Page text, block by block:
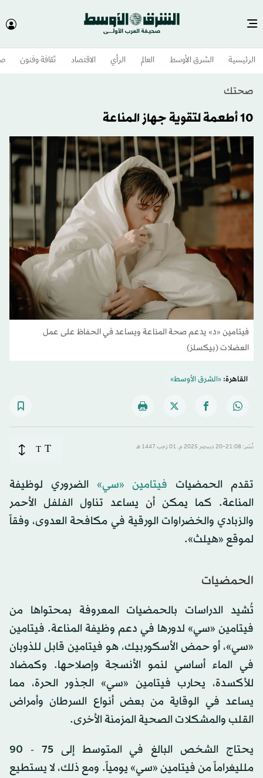
الرئيسية الشرق الأوسط​ العالم الرأي الاقتصاد ثقافة وفنون
صحتك
10 أطعمة لتقوية جهاز المناعة
فيتامين «د» يدعم صحة المناعة ويساعد في الحفاظ على عمل
العضلات (بيكسلز)
القاهرة:«الشرق الأوسط»
نُشر: 21:08-20 ديسمبر 2025 م ـ 01 رَجب 1447 هـ T
T
تقدم الحمضيات فيتامين «سي» الضروري لوظيفة
المناعة. كما يمكن أن يساعد تناول الفلفل الأحمر
والزبادي والخضراوات الورقية في مكافحة العدوى، وفقاً
لموقع «هيلث».
الحمضيات
تُشيد الدراسات بالحمضيات المعروفة بمحتواها من
فيتامين «سي» لدورها في دعم وظيفة المناعة. فيتامين
«سي»، أو حمض الأسكوربيك، هو فيتامين قابل للذوبان
في الماء أساسي لنمو الأنسجة وإصلاحها. وكمضاد
للأكسدة، يحارب فيتامين «سي» الجذور الحرة، مما
يساعد في الوقاية من بعض أنواع السرطان وأمراض
القلب والمشكلات الصحية المزمنة الأخرى.
يحتاج الشخص البالغ في المتوسط إلى 75 - 90
ملليغراماً من فيتامين «سي» يومياً. ومع ذلك، لا يستطيع